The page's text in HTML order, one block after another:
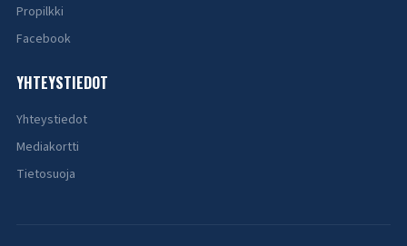
Propilkki
Facebook
YHTEYSTIEDOT
Yhteystiedot
Mediakortti
Tietosuoja